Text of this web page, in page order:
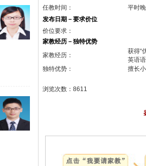
任教时间：
平时
发布日期－要求价位
价位要求：
家教经历－独特优势
家教经历：
获得“
英语
独特优势：
擅长
浏览次数：8611